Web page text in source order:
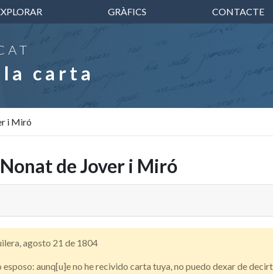
GRÀFICS CONTACTE
carta
i Miró
de Jover i Miró
agosto 21 de 1804
esposo: aunq[u]e no he recivido carta tuya, no puedo dexar de